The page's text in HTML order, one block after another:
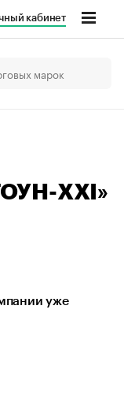
кабинет
XXI»
уже